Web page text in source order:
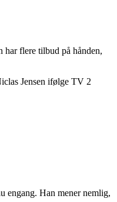
har flere tilbud på hånden,
Jensen ifølge TV 2
engang. Han mener nemlig,